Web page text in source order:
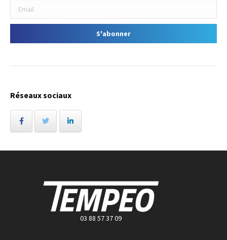
Réseaux sociaux
03 88 57 37 09